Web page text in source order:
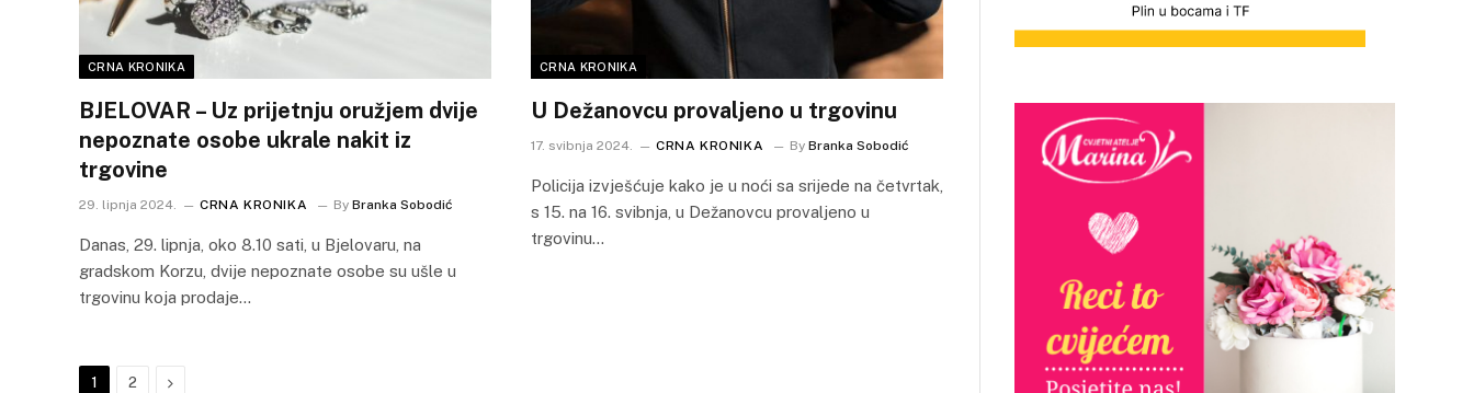
CRNA KRONIKA
BJELOVAR – Uz prijetnju oružjem dvije
nepoznate osobe ukrale nakit iz
trgovine
29. lipnja 2024. CRNA KRONIKA By Branka Sobodić
Danas, 29. lipnja, oko 8.10 sati, u Bjelovaru, na
gradskom Korzu, dvije nepoznate osobe su ušle u
trgovinu koja prodaje…
CRNA KRONIKA
U Dežanovcu provaljeno u trgovinu
17. svibnja 2024. CRNA KRONIKA By Branka Sobodić
Policija izvješćuje kako je u noći sa srijede na četvrtak,
s 15. na 16. svibnja, u Dežanovcu provaljeno u
trgovinu…
1 2 Next